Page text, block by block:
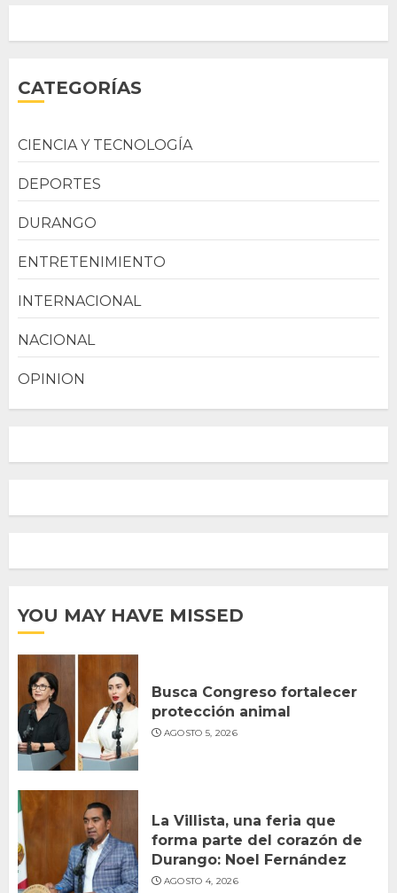
CATEGORÍAS
CIENCIA Y TECNOLOGÍA
DEPORTES
DURANGO
ENTRETENIMIENTO
INTERNACIONAL
NACIONAL
OPINION
YOU MAY HAVE MISSED
Busca Congreso fortalecer
protección animal
AGOSTO 5, 2026
La Villista, una feria que
forma parte del corazón de
Durango: Noel Fernández
AGOSTO 4, 2026